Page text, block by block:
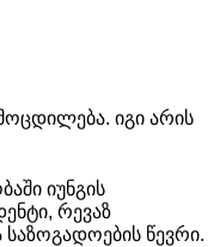
იგი არის
იუნგის
რევაზ
წევრი.